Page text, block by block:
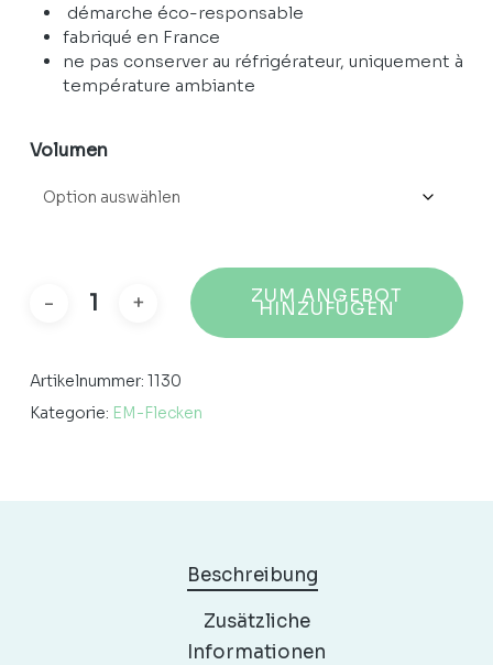
démarche éco-responsable
fabriqué en France
ne pas conserver au réfrigérateur, uniquement à
température ambiante
Volumen
ZUM ANGEBOT
HINZUFÜGEN
Artikelnummer: 1130
Kategorie: EM-Flecken
Beschreibung
Zusätzliche
Informationen